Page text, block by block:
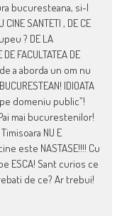
bucuresteana, si-l
SANTETI , DE CE
? DE LA
FACULTATEA DE
de a aborda un om nu
IDIOATA
domeniu public”!
mai bucurestenilor!
NU E
este NASTASE!!!! Cu
ESCA! Sant curios ce
de ce? Ar trebui!